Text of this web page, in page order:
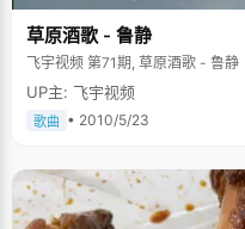
草原酒歌 - 鲁静
飞宇视频 第71期, 草原酒歌 - 鲁静
UP主: 飞宇视频
歌曲 • 2010/5/23